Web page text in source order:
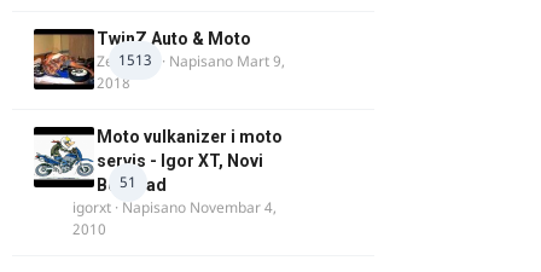
1513
TwinZ Auto & Moto
Zeljkamp · Napisano Mart 9,
2018
51
Moto vulkanizer i moto
servis - Igor XT, Novi
Beograd
igorxt · Napisano Novembar 4,
2010